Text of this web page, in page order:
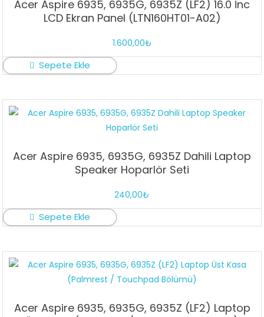
Acer Aspire 6935, 6935G, 6935Z (LF2) 16.0 İnc
LCD Ekran Panel (LTN160HT01-A02)
1.600,00₺
Sepete Ekle
Acer Aspire 6935, 6935G, 6935Z Dahili Laptop
Speaker Hoparlör Seti
240,00₺
Sepete Ekle
Acer Aspire 6935, 6935G, 6935Z (LF2) Laptop